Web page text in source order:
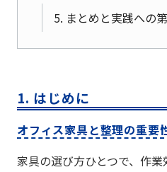
5. まとめと実践への
1. はじめに
オフィス家具と整理の重要
家具の選び方ひとつで、作